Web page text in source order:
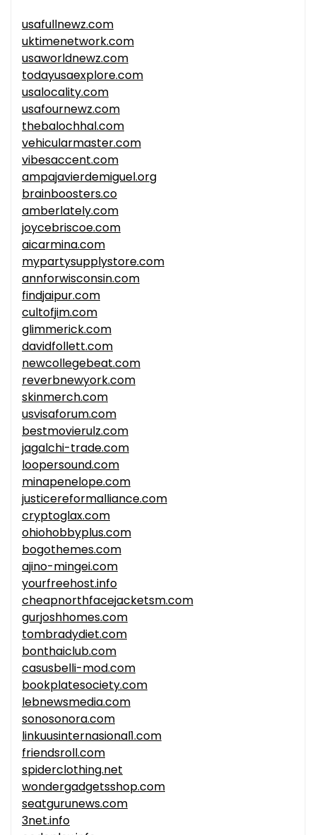
usafullnewz.com
uktimenetwork.com
usaworldnewz.com
todayusaexplore.com
usalocality.com
usafournewz.com
thebalochhal.com
vehicularmaster.com
vibesaccent.com
ampajavierdemiguel.org
brainboosters.co
amberlately.com
joycebriscoe.com
aicarmina.com
mypartysupplystore.com
annforwisconsin.com
findjaipur.com
cultofjim.com
glimmerick.com
davidfollett.com
newcollegebeat.com
reverbnewyork.com
skinmerch.com
usvisaforum.com
bestmovierulz.com
jagalchi-trade.com
loopersound.com
minapenelope.com
justicereformalliance.com
cryptoglax.com
ohiohobbyplus.com
bogothemes.com
ajino-mingei.com
yourfreehost.info
cheapnorthfacejacketsm.com
gurjoshhomes.com
tombradydiet.com
bonthaiclub.com
casusbelli-mod.com
bookplatesociety.com
lebnewsmedia.com
sonosonora.com
linkuusinternasional1.com
friendsroll.com
spiderclothing.net
wondergadgetsshop.com
seatgurunews.com
3net.info